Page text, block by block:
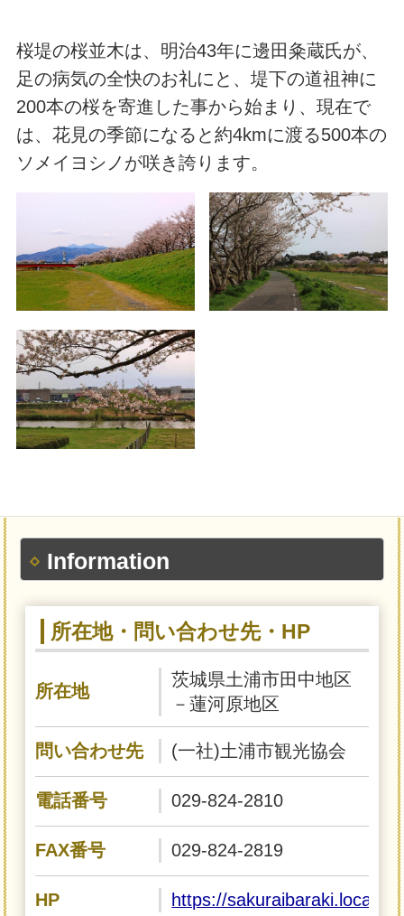
桜堤の桜並木は、明治43年に邊田粂蔵氏が、
足の病気の全快のお礼にと、堤下の道祖神に
200本の桜を寄進した事から始まり、現在で
は、花見の季節になると約4kmに渡る500本の
ソメイヨシノが咲き誇ります。
Information
所在地・問い合わせ先・HP
所在地
茨城県土浦市田中地区
－蓮河原地区
問い合わせ先 (一社)土浦市観光協会
電話番号 029-824-2810
FAX番号 029-824-2819
HP https://